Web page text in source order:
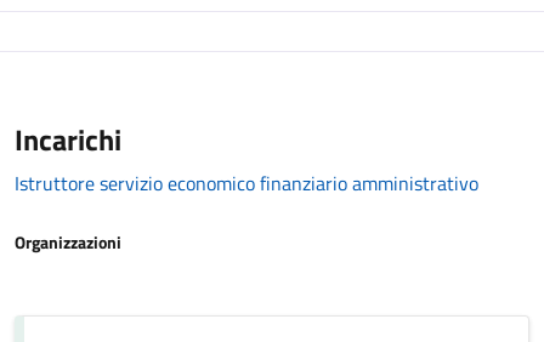
Incarichi
Istruttore servizio economico finanziario amministrativo
Organizzazioni